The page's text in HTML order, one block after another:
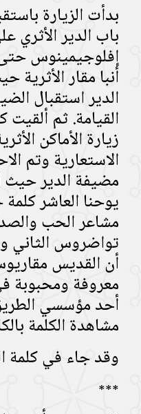
بدأت الزيارة
باب الدير الأثري
إفلوجيمينوس
أنبا مقار
الدير استقبال
القيامة. ثم
زيارة الأماكن
الاستعارية وتم
مضيفة الدير حيث
يوحنا العاشر
مشاعر الحب
تواضروس الثاني
أن القديس
معروفة ومحبوبة
أحد مؤسسي
مشاهدة الكلمة
وقد جاء في كلمة
***